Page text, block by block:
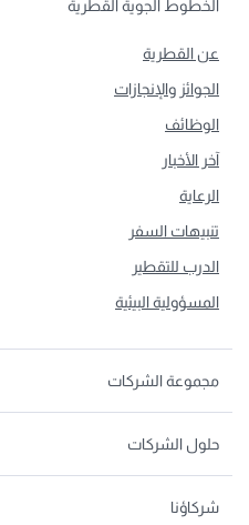
الخطوط الجوية القطرية
عن القطرية
الجوائز والإنجازات
الوظائف
آخر الأخبار
الرعاية
تنبيهات السفر
الدرب للتقطير
المسؤولية البيئية
مجموعة الشركات
حلول الشركات
شركاؤنا